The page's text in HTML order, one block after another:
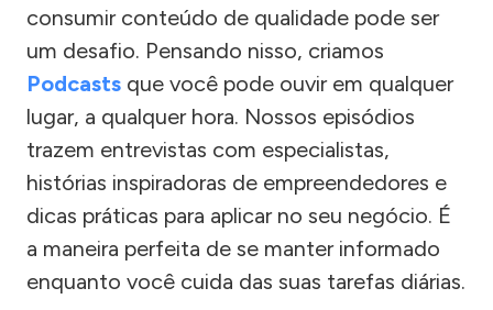
consumir conteúdo de qualidade pode ser
um desafio. Pensando nisso, criamos
Podcasts que você pode ouvir em qualquer
lugar, a qualquer hora. Nossos episódios
trazem entrevistas com especialistas,
histórias inspiradoras de empreendedores e
dicas práticas para aplicar no seu negócio. É
a maneira perfeita de se manter informado
enquanto você cuida das suas tarefas diárias.